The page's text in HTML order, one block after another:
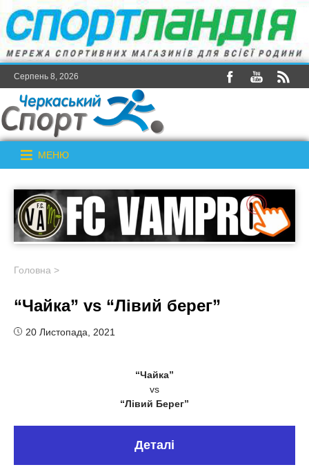
Серпень 8, 2026
МЕНЮ
Головна >
“Чайка” vs “Лівий берег”
20 Листопада, 2021
“Чайка”
vs
“Лівий Берег”
Деталі